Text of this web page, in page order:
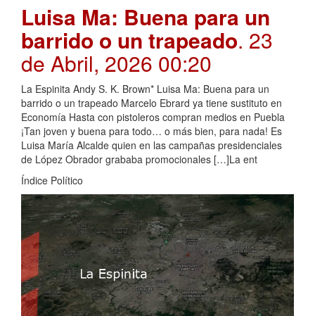
Luisa Ma: Buena para un
barrido o un trapeado. 23
de Abril, 2026 00:20
La Espinita Andy S. K. Brown* Luisa Ma: Buena para un
barrido o un trapeado Marcelo Ebrard ya tiene sustituto en
Economía Hasta con pistoleros compran medios en Puebla
¡Tan joven y buena para todo… o más bien, para nada! Es
Luisa María Alcalde quien en las campañas presidenciales
de López Obrador grababa promocionales […]La ent
Índice Político